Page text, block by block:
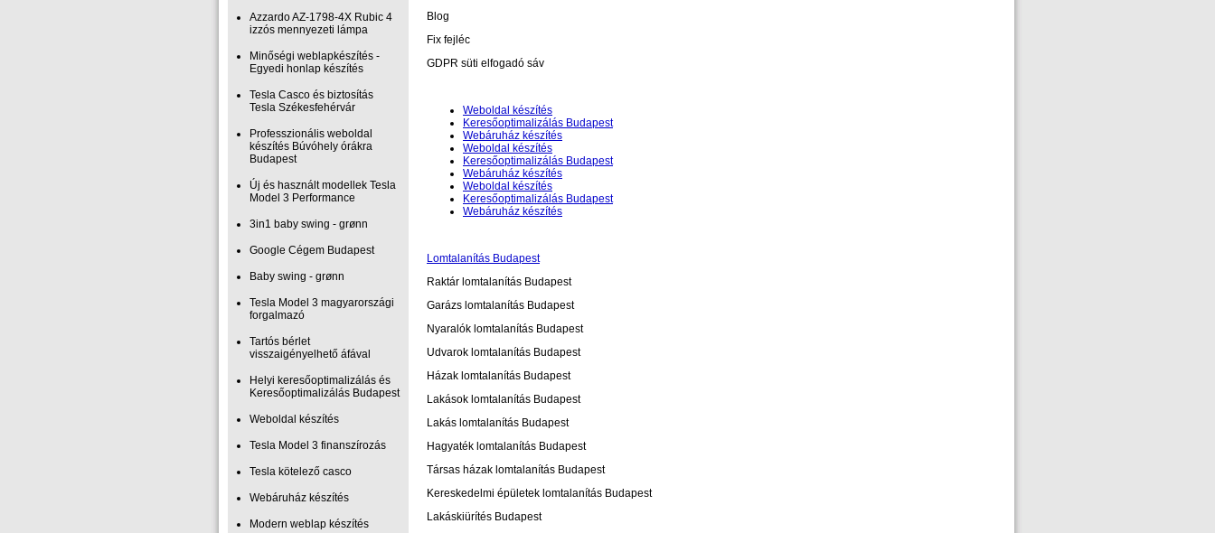
Azzardo AZ-1798-4X Rubic 4
izzós mennyezeti lámpa
Minőségi weblapkészítés -
Egyedi honlap készítés
Tesla Casco és biztosítás
Tesla Székesfehérvár
Professzionális weboldal
készítés Búvóhely órákra
Budapest
Új és használt modellek Tesla
Model 3 Performance
3in1 baby swing - grønn
Google Cégem Budapest
Baby swing - grønn
Tesla Model 3 magyarországi
forgalmazó
Tartós bérlet
visszaigényelhető áfával
Helyi keresőoptimalizálás és
Keresőoptimalizálás Budapest
Weboldal készítés
Tesla Model 3 finanszírozás
Tesla kötelező casco
Webáruház készítés
Modern weblap készítés
Blog
Fix fejléc
GDPR süti elfogadó sáv
Weboldal készítés
Keresőoptimalizálás Budapest
Webáruház készítés
Weboldal készítés
Keresőoptimalizálás Budapest
Webáruház készítés
Weboldal készítés
Keresőoptimalizálás Budapest
Webáruház készítés
Lomtalanítás Budapest
Raktár lomtalanítás Budapest
Garázs lomtalanítás Budapest
Nyaralók lomtalanítás Budapest
Udvarok lomtalanítás Budapest
Házak lomtalanítás Budapest
Lakások lomtalanítás Budapest
Lakás lomtalanítás Budapest
Hagyaték lomtalanítás Budapest
Társas házak lomtalanítás Budapest
Kereskedelmi épületek lomtalanítás Budapest
Lakáskiürítés Budapest